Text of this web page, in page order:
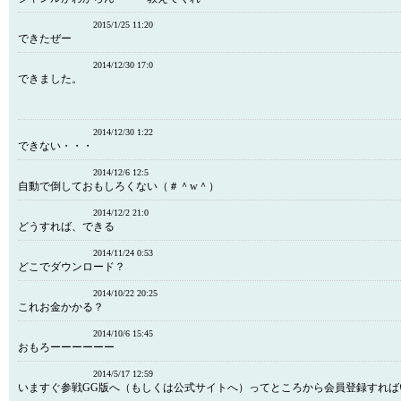
2015/1/25 11:20
できたぜー
2014/12/30 17:0
できました。
2014/12/30 1:22
できない・・・
2014/12/6 12:5
自動で倒しておもしろくない（＃＾w＾）
2014/12/2 21:0
どうすれば、できる
2014/11/24 0:53
どこでダウンロード？
2014/10/22 20:25
これお金かかる？
2014/10/6 15:45
おもろーーーーーー
2014/5/17 12:59
いますぐ参戦GG版へ（もしくは公式サイトへ）ってところから会員登録すれ